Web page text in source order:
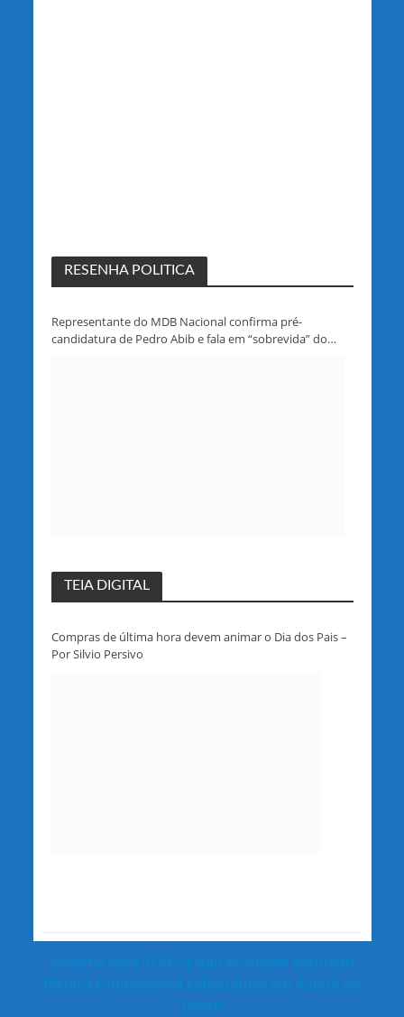
RESENHA POLITICA
Representante do MDB Nacional confirma pré-
candidatura de Pedro Abib e fala em “sobrevida” do
TEIA DIGITAL
Compras de última hora devem animar o Dia dos Pais –
Por Silvio Persivo
Sistema FAPERON/SENAR promove excursão
técnica e impulsiona cafeicultura em Itapuã do
Oeste